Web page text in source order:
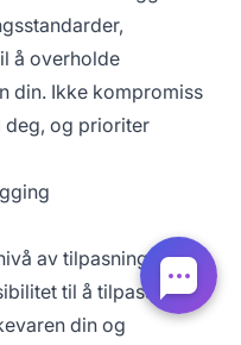
å overholde
din. Ikke kompromiss
deg, og prioriter
av tilpasning, da
til å tilpasse
din og